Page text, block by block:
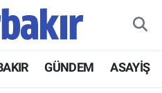
GÜNDEM ASAYİŞ